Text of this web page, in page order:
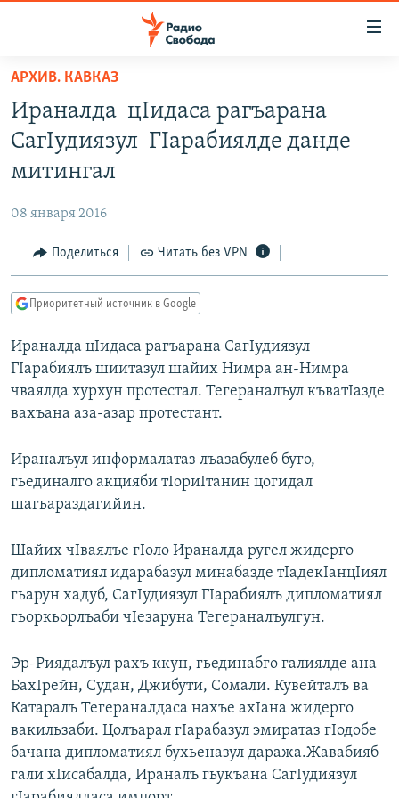
упрощенного
доступа
Вернуться
основному
Вернутся
Вернутся
поиску
ПОДКАСТЫ
АВТОРСКИЕ ПРОЕКТЫ
МНЕНИЯ
КУЛЬТУРА
КАВКАЗ.РЕАЛИИ
СЕВЕР.РЕАЛИИ
СИБИРЬ.РЕАЛИИ
РАСПИСАНИЕ ВЕЩАНИЯ
ПОДПИШИТЕСЬ НА РАССЫЛКУ
СОЦИАЛЬНЫЕ СЕТИ
Все сайты РСЕ/РС
АРХИВ. КАВКАЗ
Ираналда цIидаса рагъарана
СагIудиязул ГIарабиялде данде
митингал
08 января 2016
Поделиться Читать без VPN
Приоритетный источник в Google
Ираналда цIидаса рагъарана СагIудиязул
ГIарабиялъ шиитазул шайих Нимра ан-Нимра
чваялда хурхун протестал. Тегераналъул къватIазде
вахъана аза-азар протестант.
Ираналъул информалатаз лъазабулеб буго,
гьединалго акцияби тIориIтанин цогидал
шагьараздагийин.
Шайих чIваялъе гIоло Ираналда ругел жидерго
дипломатиял идарабазул минабазде тIадекIанцIиял
гьарун хадуб, СагIудиязул ГIарабиялъ дипломатиял
гьоркьорлъаби чIезаруна Тегераналъулгун.
Эр-Риядалъул рахъ ккун, гьединабго галиялде ана
БахIрейн, Судан, Джибути, Сомали. Кувейталъ ва
Катаралъ Тегераналдаса нахъе ахIана жидерго
вакильзаби. Цолъарал гIарабазул эмиратаз гIодобе
бачана дипломатиял бухьеназул даража.Жавабияб
гали хIисабалда, Ираналъ гьукъана СагIудиязул